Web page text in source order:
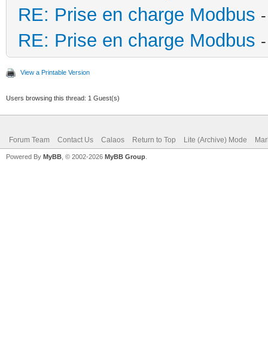
RE: Prise en charge Modbus
RE: Prise en charge Modbus
View a Printable Version
Users browsing this thread: 1 Guest(s)
Forum Team Contact Us Calaos Return to Top Lite (Archive) Mode
Powered By MyBB , © 2002-2026 MyBB Group